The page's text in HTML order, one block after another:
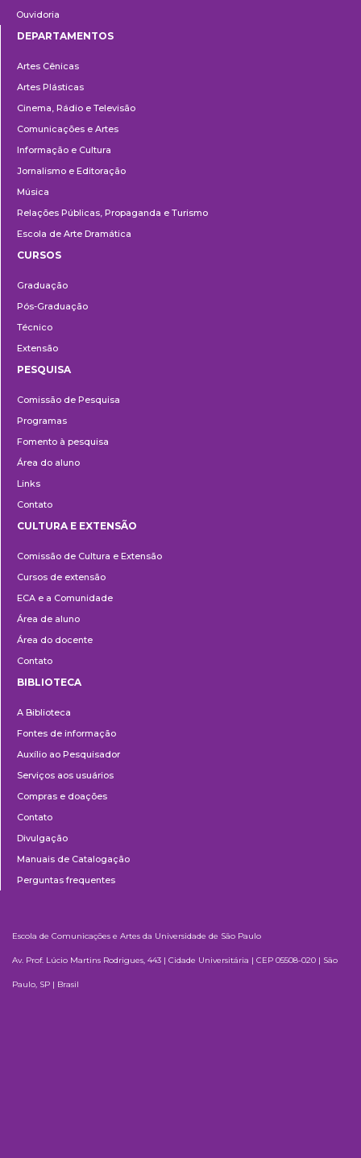
Ouvidoria
DEPARTAMENTOS
Artes Cênicas
Artes Plásticas
Cinema, Rádio e Televisão
Comunicações e Artes
Informação e Cultura
Jornalismo e Editoração
Música
Relações Públicas, Propaganda e Turismo
Escola de Arte Dramática
CURSOS
Graduação
Pós-Graduação
Técnico
Extensão
PESQUISA
Comissão de Pesquisa
Programas
Fomento à pesquisa
Área do aluno
Links
Contato
e
Extensão
CULTURA E EXTENSÃO
Comissão de Cultura e Extensão
Cursos de extensão
ECA e a Comunidade
Área de aluno
Área do docente
Contato
BIBLIOTECA
A Biblioteca
Fontes de informação
Auxílio ao Pesquisador
Serviços aos usuários
Compras e doações
Contato
Divulgação
Manuais de Catalogação
Perguntas frequentes
Escola de Comunicações e Artes da Universidade de São Paulo
Av. Prof. Lúcio Martins Rodrigues, 443 | Cidade Universitária | CEP 05508-020 | São
Paulo, SP | Brasil